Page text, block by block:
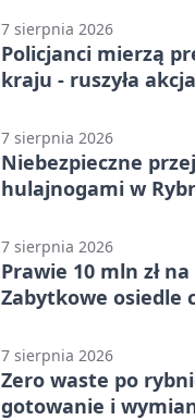
7 sierpnia 2026
Policjanci mierzą
kraju - ruszyła
7 sierpnia 2026
Niebezpieczne
hulajnogami w
7 sierpnia 2026
Prawie 10 mln zł
Zabytkowe osiedle
7 sierpnia 2026
Zero waste po
gotowanie i